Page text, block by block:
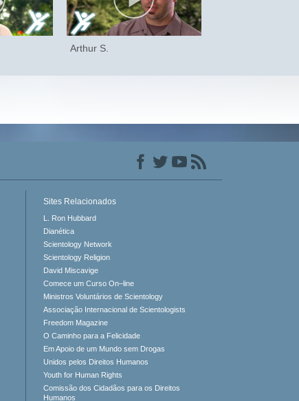
Arthur S.
Sites Relacionados
L. Ron Hubbard
Dianética
Scientology Network
Scientology Religion
David Miscavige
Comece um Curso On–line
Ministros Voluntários de Scientology
Associação Internacional de Scientologists
Freedom Magazine
O Caminho para a Felicidade
Em Apoio de um Mundo sem Drogas
Unidos pelos Direitos Humanos
Youth for Human Rights
Comissão dos Cidadãos para os Direitos
Humanos